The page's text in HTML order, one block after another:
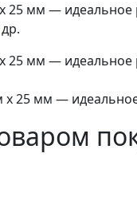
25 мм ― идеальное
25 мм ―
х 25 мм ―